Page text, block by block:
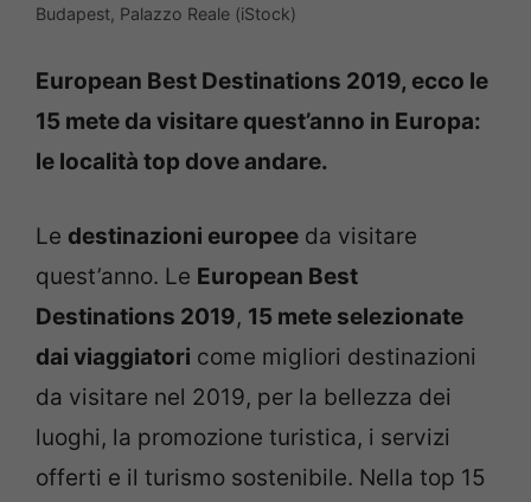
Budapest, Palazzo Reale (iStock)
European Best Destinations 2019, ecco le
15 mete da visitare quest’anno in Europa:
le località top dove andare.
Le destinazioni europee da visitare
quest’anno. Le European Best
Destinations 2019, 15 mete selezionate
dai viaggiatori come migliori destinazioni
da visitare nel 2019, per la bellezza dei
luoghi, la promozione turistica, i servizi
offerti e il turismo sostenibile. Nella top 15